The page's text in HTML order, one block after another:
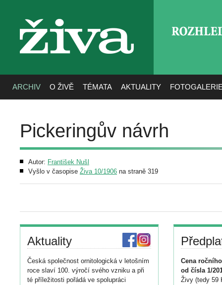
živa
ARCHIV O ŽIVĚ TÉMATA AKTUALITY
Pickeringův návrh
Autor: František Nušl
Vyšlo v časopise Živa 10/1906 na straně 319
Aktuality
Česká společnost ornitologická v letošním
roce slaví 100. výročí svého vzniku a při
té příležitosti pořádá ve spolupráci
Cena
od čísla 1/
Živy (tedy 59